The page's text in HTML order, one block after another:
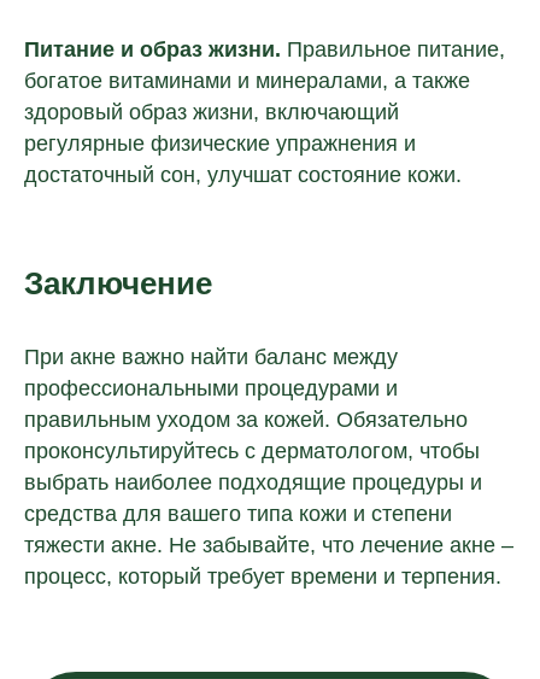
Питание и образ жизни. Правильное питание,
богатое витаминами и минералами, а также
здоровый образ жизни, включающий
регулярные физические упражнения и
достаточный сон, улучшат состояние кожи.
Заключение
При акне важно найти баланс между
профессиональными процедурами и
правильным уходом за кожей. Обязательно
проконсультируйтесь с дерматологом, чтобы
выбрать наиболее подходящие процедуры и
средства для вашего типа кожи и степени
тяжести акне. Не забывайте, что лечение акне –
процесс, который требует времени и терпения.